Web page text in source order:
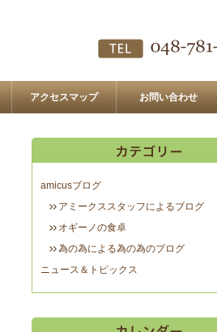
アクセスマップ お問い合わせ
amicusブログ
アミークススタッフによるブログ
オギーノの食卓
為の為による為の為のブログ
ニュース＆トピックス